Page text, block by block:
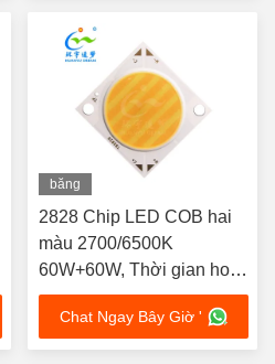
băng
hình
2828 Chip LED COB hai
màu 2700/6500K
60W+60W, Thời gian hoạt
động 50000 giờ
Chat Ngay Bây Giờ '